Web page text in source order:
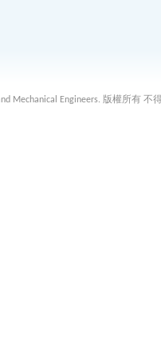
Mechanical Engineers. 版權所有 不